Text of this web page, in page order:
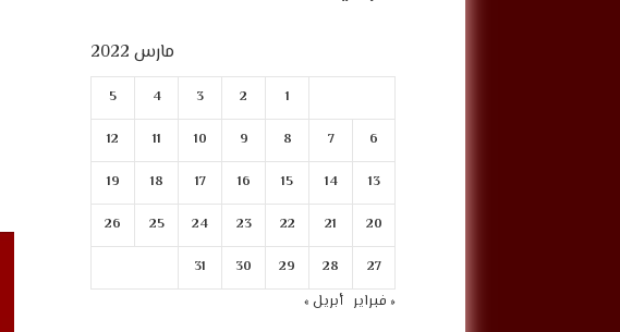
مارس 2022
1
2
3
4
5
6
7
8
9
10
11
12
13
14
15
16
17
18
19
20
21
22
23
24
25
26
27
28
29
30
31
« فبراير أبريل »